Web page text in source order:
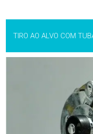
TIRO AO ALVO COM